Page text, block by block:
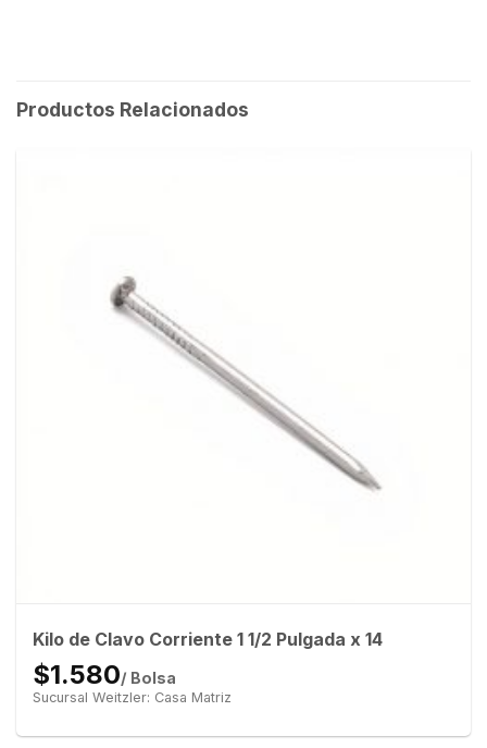
Productos Relacionados
Kilo de Clavo Corriente 1 1/2 Pulgada x 14
$1.580/ Bolsa
Sucursal Weitzler: Casa Matriz